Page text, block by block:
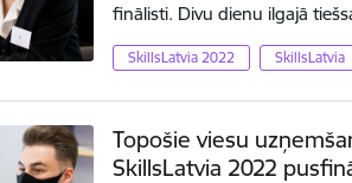
finālisti. Divu dienu ilgajā
SkillsLatvia 2022 SkillsLatvia
Topošie viesu
SkillsLatvia 2022